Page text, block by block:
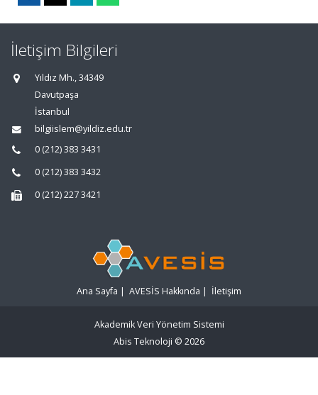
İletişim Bilgileri
Yıldız Mh., 34349
Davutpaşa
İstanbul
bilgiislem@yildiz.edu.tr
0 (212) 383 3431
0 (212) 383 3432
0 (212) 227 3421
Ana Sayfa | AVESİS Hakkında | İletişim
Akademik Veri Yönetim Sistemi
Abis Teknoloji © 2026